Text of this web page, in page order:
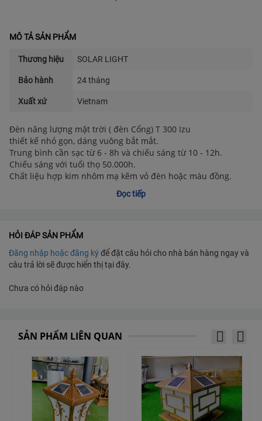
MÔ TẢ SẢN PHẨM
Thương hiệu SOLAR LIGHT
Bảo hành 24 tháng
Xuất xứ Vietnam
Đèn năng lượng mặt trời ( đèn Cổng) T 300 Izu
thiết kế nhỏ gọn, dáng vuông bắt mắt.
Trung bình cần sạc từ 6 - 8h và chiếu sáng từ 10 - 12h.
Chiếu sáng với tuổi thọ 50.000h.
Chất liệu hợp kim nhôm mạ kẽm vỏ đèn hoặc màu đồng.
Chế độ cảm ứng chiếu sáng thông minh.
Đèn ứng dụng chiếu sáng không gian ngoài trời hiệu quả tại
chùa, nhà thờ,...
Công nghệ năng lượng mặt trời chiếu sáng không cần dùng
điện lưới, không cần dùng dây.
Thiết kế đơn giản, dễ thi công.
Dáng vuông với đa dạng kiểu dáng bắt mắt.
Cảm biến ánh sáng thông minh.
Đọc tiếp
HỎI ĐÁP SẢN PHẨM
Đăng nhập hoặc đăng kýđể đặt câu hỏi cho nhà bán hàng ngay và
câu trả lời sẽ được hiển thị tại đây.
Chưa có hỏi đáp nào
SẢN PHẨM LIÊN QUAN